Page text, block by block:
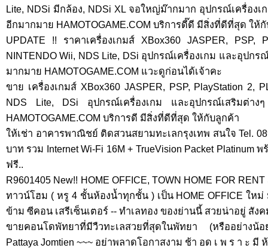
Lite, NDSi มีกล้อง, NDSi XL จอใหญ่ม๊ากมาก อุปกรณ์เครื่องเ
อีกมากมาย HAMOTOGAME.COM บริการดี๊ดี มีสิ่งที่ดีที่สุด ให้
UPDATE !! ราคาเครื่องเกมส์ XBox360 JASPER, PSP,
NINTENDO Wii, NDS Lite, DSi อุปกรณ์เครื่องเกม และอุปกร
มากมาย HAMOTOGAME.COM แวะดูก่อนได้เจ้าคะ
ขาย เครื่องเกมส์ XBox360 JASPER, PSP, PlayStation 2,
NDS Lite, DSi อุปกรณ์เครื่องเกม และอุปกรณ์เสริมต่าง
HAMOTOGAME.COM บริการดี มีสิ่งที่ดีที่สุด ให้กับลูกค้า
ให้เช่า อาคารพาณิชย์ ติดสวนสยามทะเลกรุงเทพ สนใจ Tel.
บาท รวม Internet Wi-Fi 16M + TrueVision Packet Platinum
ฟรี..
R9601405 New!! HOME OFFICE, TOWN HOME FOR
ทาวน์โฮม ( หรู 4 ชั้นห้องน้ำทุกชั้น ) เป็น HOME OFFICE ให
ข้าม ซีคอน เสรีเซ็นเตอร์ -- ทำเลทอง ของย่านนี้ สวยน่าอยู่ สังค
ขายคอนโดพัทยาที่มีวืวทะเลสวยที่สุดในพัทยา (หรืออย่างน้
Pattaya Jomtien ~~~ อย่าพลาดโอกาสงาม ช้า อด เ พ ร า ะ มี